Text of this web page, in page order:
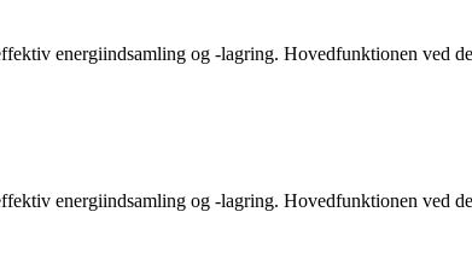
energiindsamling og -lagring. Hovedfunktionen ved
energiindsamling og -lagring. Hovedfunktionen ved